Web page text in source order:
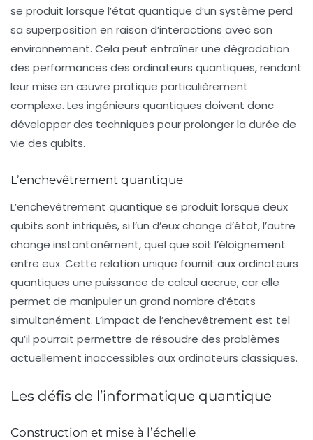
se produit lorsque l’état quantique d’un système perd
sa superposition en raison d’interactions avec son
environnement. Cela peut entraîner une dégradation
des performances des ordinateurs quantiques, rendant
leur mise en œuvre pratique particulièrement
complexe. Les ingénieurs quantiques doivent donc
développer des techniques pour prolonger la durée de
vie des qubits.
L’enchevêtrement quantique
L’enchevêtrement quantique se produit lorsque deux
qubits sont intriqués, si l’un d’eux change d’état, l’autre
change instantanément, quel que soit l’éloignement
entre eux. Cette relation unique fournit aux ordinateurs
quantiques une puissance de calcul accrue, car elle
permet de manipuler un grand nombre d’états
simultanément. L’impact de l’enchevêtrement est tel
qu’il pourrait permettre de résoudre des problèmes
actuellement inaccessibles aux ordinateurs classiques.
Les défis de l’informatique quantique
Construction et mise à l’échelle